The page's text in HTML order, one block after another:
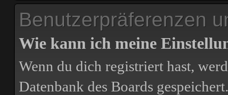
Benutzerpräferenzen
Wie kann ich meine
Wenn du dich registriert hast,
Datenbank des Boards